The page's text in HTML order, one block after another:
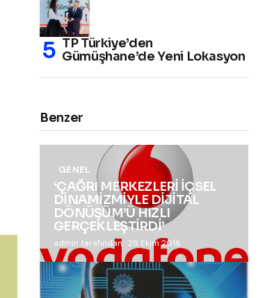
TP Türkiye’den
Gümüşhane’de Yeni Lokasyon
Benzer
GENEL
‘ÇAĞRI MERKEZLERİ İÇSEL
DİNAMİZMİYLE DİJİTAL
DÖNÜŞÜM’Ü HIZLI
GERÇEKLEŞTİRDİ’
admin tarafından 28 Ekim 2016